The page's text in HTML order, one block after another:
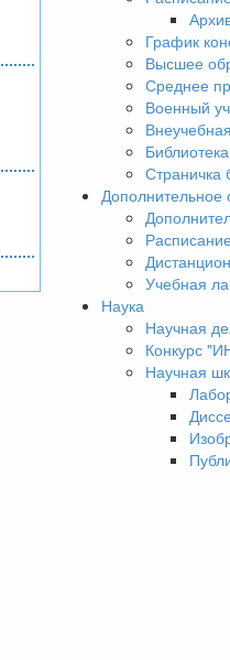
График
Высшее
Среднее
Военный
Библиотека
Страничка
Дополнительное
Учебная
Наука
Научная
Конкурс
Научная